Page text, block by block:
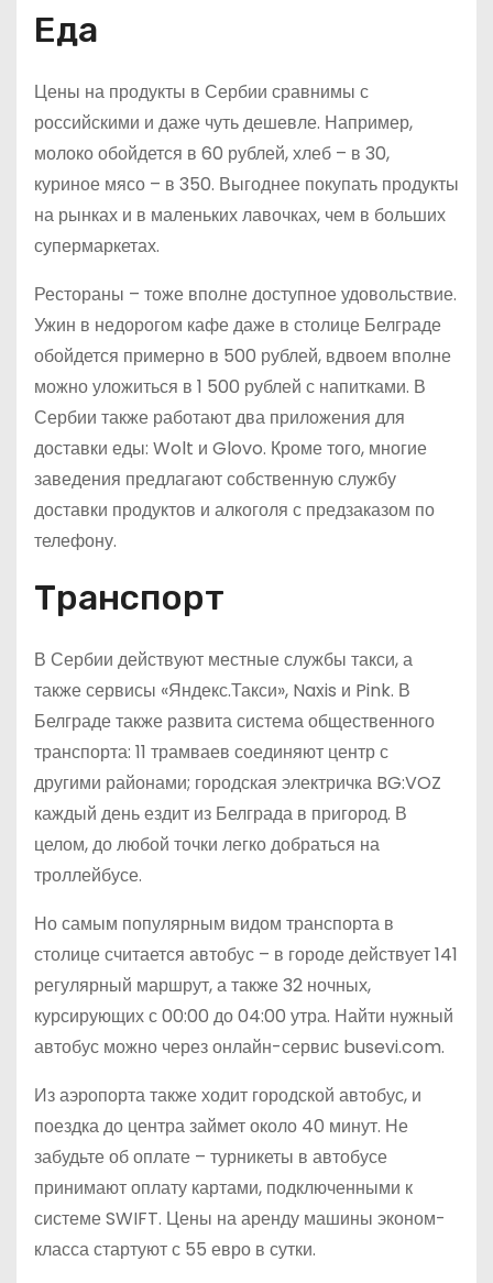
Еда
Цены на продукты в Сербии сравнимы с
российскими и даже чуть дешевле. Например,
молоко обойдется в 60 рублей, хлеб – в 30,
куриное мясо – в 350. Выгоднее покупать продукты
на рынках и в маленьких лавочках, чем в больших
супермаркетах.
Рестораны – тоже вполне доступное удовольствие.
Ужин в недорогом кафе даже в столице Белграде
обойдется примерно в 500 рублей, вдвоем вполне
можно уложиться в 1 500 рублей с напитками. В
Сербии также работают два приложения для
доставки еды: Wolt и Glovo. Кроме того, многие
заведения предлагают собственную службу
доставки продуктов и алкоголя с предзаказом по
телефону.
Транспорт
В Сербии действуют местные службы такси, а
также сервисы «Яндекс.Такси», Naxis и Pink. В
Белграде также развита система общественного
транспорта: 11 трамваев соединяют центр с
другими районами; городская электричка BG:VOZ
каждый день ездит из Белграда в пригород. В
целом, до любой точки легко добраться на
троллейбусе.
Но самым популярным видом транспорта в
столице считается автобус – в городе действует 141
регулярный маршрут, а также 32 ночных,
курсирующих с 00:00 до 04:00 утра. Найти нужный
автобус можно через онлайн-сервис busevi.com.
Из аэропорта также ходит городской автобус, и
поездка до центра займет около 40 минут. Не
забудьте об оплате – турникеты в автобусе
принимают оплату картами, подключенными к
системе SWIFT. Цены на аренду машины эконом-
класса стартуют с 55 евро в сутки.